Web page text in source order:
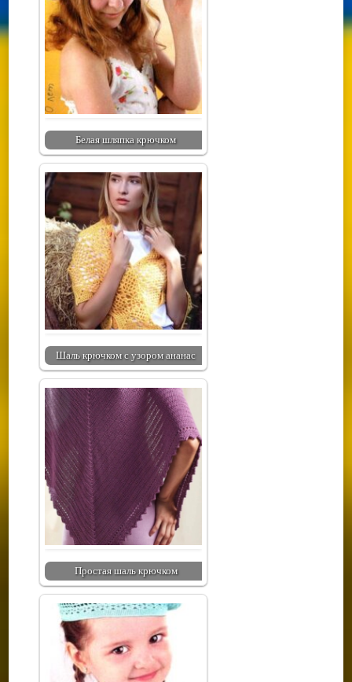
Белая шляпка крючком
Шаль крючком с узором ананас
Простая шаль крючком